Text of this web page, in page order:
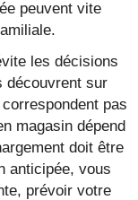
peuvent vite
les décisions
découvrent sur
pas
magasin dépend
doit être
anticipée, vous
prévoir votre